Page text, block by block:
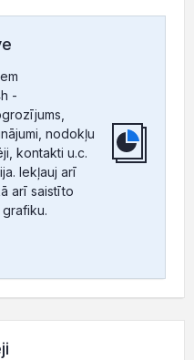
-
nodokļu
kontakti u.c.
Iekļauj arī
arī saistīto